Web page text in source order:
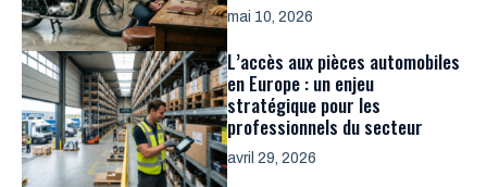
mai 10, 2026
L’accès aux pièces automobiles
en Europe : un enjeu
stratégique pour les
professionnels du secteur
avril 29, 2026